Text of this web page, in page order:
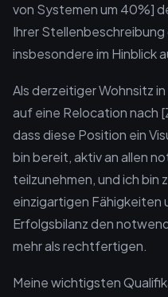
von Systemen um 40%]
Ihrer
insbesondere im Hinblick
Als derzeitiger Wohnsitz
auf eine Relocation nach
dass diese Position ein
bin bereit, aktiv an allen
teilzunehmen, und ich bin
einzigartigen Fähigkeiten
Erfolgsbilanz den
mehr als rechtfertigen.
Meine wichtigsten